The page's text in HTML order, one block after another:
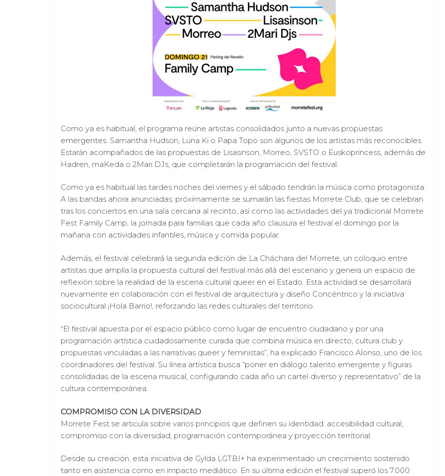
Como ya es habitual, el programa reúne artistas consolidados junto a nuevas propuestas
emergentes. Samantha Hudson, Luna Ki o Papa Topo son algunos de los artistas más reconocibles.
Estarán acompañados de las propuestas de Lisasinson, Morreo, SVSTO o Euskoprincess, además de
Hadren, maKeda o 2Mari DJs, que completarán la programación del festival.
Como ya es habitual las tardes noches del viernes y el sábado tendrán la música como protagonista.
A las bandas ahora anunciadas, próximamente se sumarán las fiestas Morrete Club, que se celebran
tras los conciertos en una sala cercana al recinto, así como las actividades del ya tradicional Morrete
Fest Family Camp, la jornada para familias que cada año clausura el festival el domingo por la
mañana con actividades infantiles, música y comida popular.
Además, el festival celebrará la segunda edición de La Cháchara del Morrete, un coloquio entre
artistas que amplía la propuesta cultural del festival más allá del escenario y genera un espacio de
reflexión sobre la realidad de la escena cultural queer en el Estado. Esta actividad se desarrollará
nuevamente en colaboración con el festival de arquitectura y diseño Concéntrico y la iniciativa
sociocultural ¡Hola Barrio!, reforzando las redes culturales del territorio.
“El festival apuesta por el espacio público como lugar de encuentro ciudadano y por una
programación artística cuidadosamente curada que combina música en directo, cultura club y
propuestas vinculadas a las narrativas queer y feministas”, ha explicado Francisco Alonso, uno de los
coordinadores del festival. Su línea artística busca “poner en diálogo talento emergente y figuras
consolidadas de la escena musical, configurando cada año un cartel diverso y representativo” de la
cultura contemporánea.
COMPROMISO CON LA DIVERSIDAD
Morrete Fest se articula sobre varios principios que definen su identidad: accesibilidad cultural,
compromiso con la diversidad, programación contemporánea y proyección territorial.
Desde su creación, esta iniciativa de Gylda LGTBI+ ha experimentado un crecimiento sostenido
tanto en asistencia como en impacto mediático. En su última edición el festival superó los 7.000